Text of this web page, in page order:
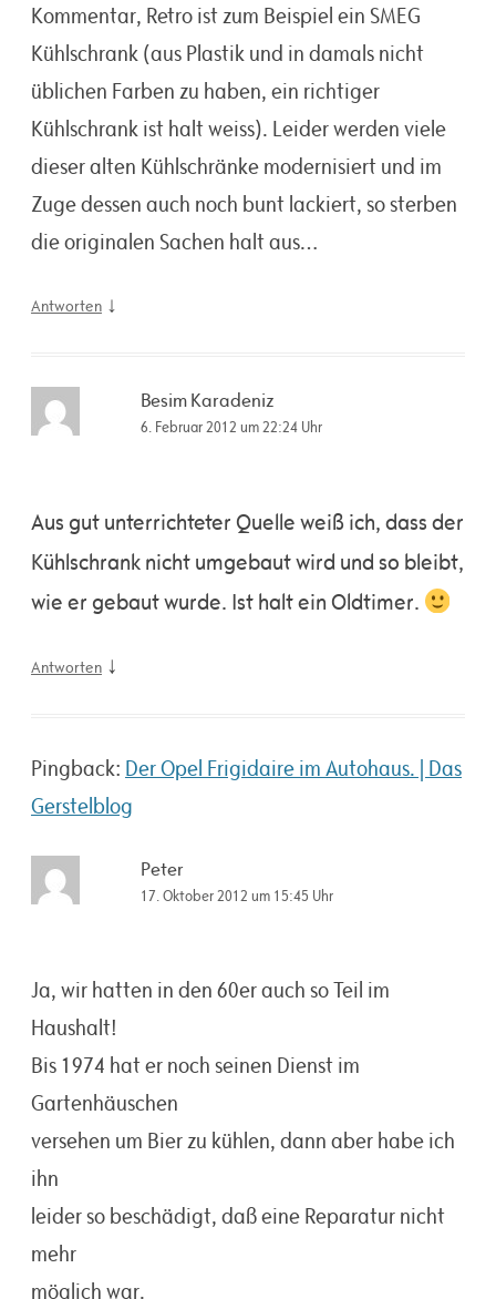
Kommentar, Retro ist zum Beispiel ein SMEG
Kühlschrank (aus Plastik und in damals nicht
üblichen Farben zu haben, ein richtiger
Kühlschrank ist halt weiss). Leider werden viele
dieser alten Kühlschränke modernisiert und im
Zuge dessen auch noch bunt lackiert, so sterben
die originalen Sachen halt aus…
Antworten ↓
Besim Karadeniz
6. Februar 2012 um 22:24 Uhr
Aus gut unterrichteter Quelle weiß ich, dass der
Kühlschrank nicht umgebaut wird und so bleibt,
wie er gebaut wurde. Ist halt ein Oldtimer.
Antworten ↓
Pingback: Der Opel Frigidaire im Autohaus. | Das
Gerstelblog
Peter
17. Oktober 2012 um 15:45 Uhr
Ja, wir hatten in den 60er auch so Teil im
Haushalt!
Bis 1974 hat er noch seinen Dienst im
Gartenhäuschen
versehen um Bier zu kühlen, dann aber habe ich
ihn
leider so beschädigt, daß eine Reparatur nicht
mehr
möglich war.